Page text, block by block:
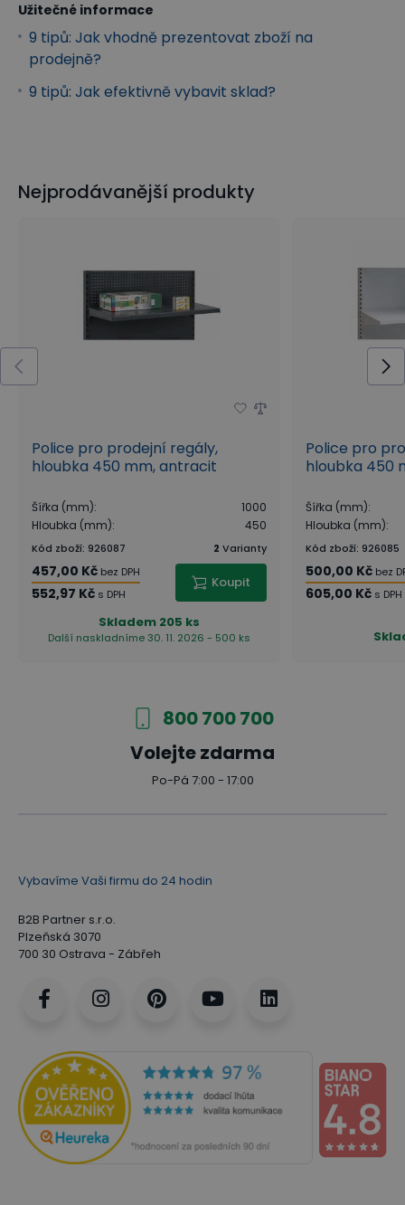
Užitečné informace
9 tipů: Jak vhodně prezentovat zboží na
prodejně?
9 tipů: Jak efektivně vybavit sklad?
Nejprodávanější produkty
Police pro prodejní regály,
hloubka 450 mm, antracit
Šířka (mm):
1000
Hloubka (mm): 450
Kód zboží: 926087 2 Varianty
457,00 Kč bez DPH
552,97 Kč s DPH
Koupit
Skladem 205 ks
Další naskladníme 30. 11. 2026 - 500 ks
Police pro
hloubka 450
Šířka (mm):
Hloubka (mm):
Kód zboží: 926085
500,00 Kč bez
605,00 Kč s DPH
800 700 700
Volejte zdarma
Po-Pá 7:00 - 17:00
Vybavíme Vaši firmu do 24 hodin
B2B Partner s.r.o.
Plzeňská 3070
700 30 Ostrava - Zábřeh